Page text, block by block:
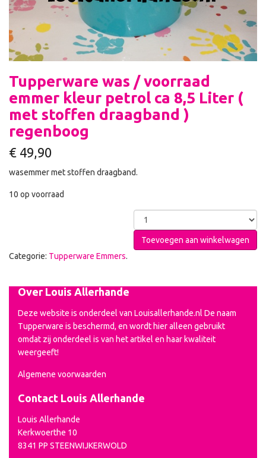
Tupperware was / voorraad
emmer kleur petrol ca 8,5 Liter (
met stoffen draagband )
regenboog
€ 49,90
wasemmer met stoffen draagband.
10 op voorraad
Toevoegen aan winkelwagen
Categorie: Tupperware Emmers.
Over Louis Allerhande
Deze website is onderdeel van Louisallerhande.nl De naam
Tupperware is beschermd, en wordt hier alleen gebruikt
omdat zij onderdeel is van het artikel en haar kwaliteit
weergeeft!
Algemene voorwaarden
Contact Louis Allerhande
Louis Allerhande
Kerkwoerthe 10
8341 PP STEENWIJKERWOLD